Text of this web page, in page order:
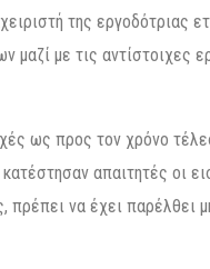
της εργοδότριας
με τις αντίστοιχες
ως προς τον χρόνο
απαιτητές οι
πρέπει να έχει παρέλθει